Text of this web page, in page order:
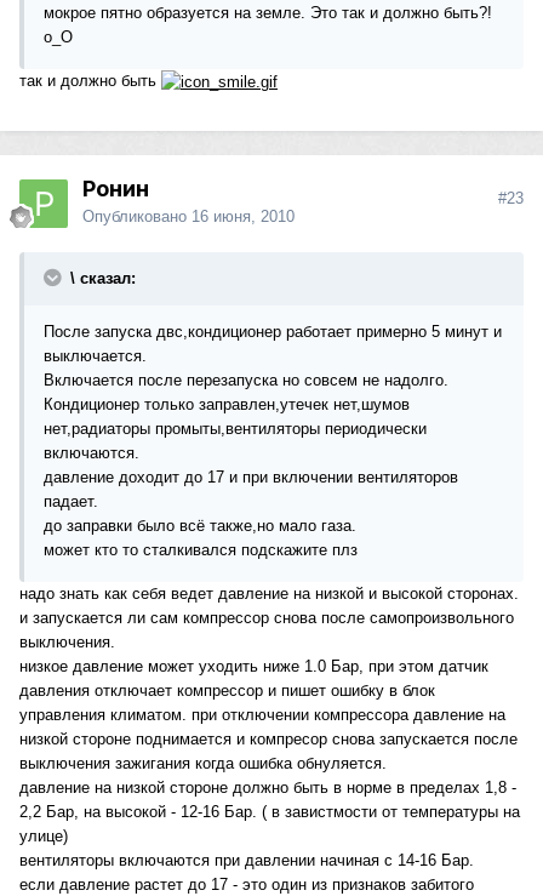
мокрое пятно образуется на земле. Это так и должно быть?!
о_О
так и должно быть
Ронин
Опубликовано 16 июня, 2010
#23
\ сказал:
После запуска двс,кондиционер работает примерно 5 минут и
выключается.
Включается после перезапуска но совсем не надолго.
Кондиционер только заправлен,утечек нет,шумов
нет,радиаторы промыты,вентиляторы периодически
включаются.
давление доходит до 17 и при включении вентиляторов
падает.
до заправки было всё также,но мало газа.
может кто то сталкивался подскажите плз
надо знать как себя ведет давление на низкой и высокой сторонах.
и запускается ли сам компрессор снова после самопроизвольного
выключения.
низкое давление может уходить ниже 1.0 Бар, при этом датчик
давления отключает компрессор и пишет ошибку в блок
управления климатом. при отключении компрессора давление на
низкой стороне поднимается и компресор снова запускается после
выключения зажигания когда ошибка обнуляется.
давление на низкой стороне должно быть в норме в пределах 1,8 -
2,2 Бар, на высокой - 12-16 Бар. ( в завистмости от температуры на
улице)
вентиляторы включаются при давлении начиная с 14-16 Бар.
если давление растет до 17 - это один из признаков забитого